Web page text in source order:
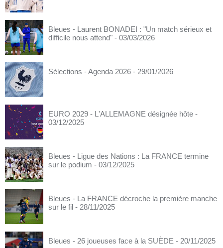
Bleues - Laurent BONADEI : "Un match sérieux et
difficile nous attend" - 03/03/2026
Sélections - Agenda 2026 - 29/01/2026
EURO 2029 - L'ALLEMAGNE désignée hôte -
03/12/2025
Bleues - Ligue des Nations : La FRANCE termine
sur le podium - 03/12/2025
Bleues - La FRANCE décroche la première manche
sur le fil - 28/11/2025
Bleues - 26 joueuses face à la SUÈDE - 20/11/2025